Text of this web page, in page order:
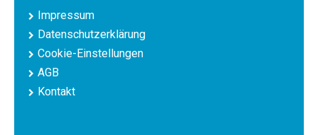
Impressum
Datenschutzerklärung
Cookie-Einstellungen
AGB
Kontakt